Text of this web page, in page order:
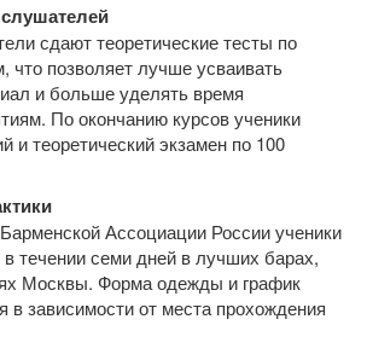
сдают теоретические тесты по
что позволяет лучше усваивать
и больше уделять время
По окончанию курсов ученики
и теоретический экзамен по 100
Ассоциации России ученики
в течении семи дней в лучших барах,
Москвы. Форма одежды и график
в зависимости от места прохождения